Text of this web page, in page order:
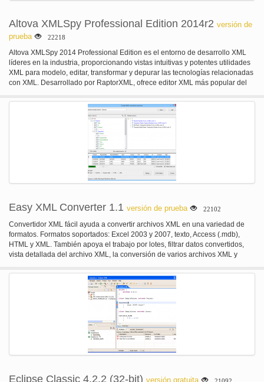
Altova XMLSpy Professional Edition 2014r2 versión de
prueba
22218
Altova XMLSpy 2014 Professional Edition es el entorno de desarrollo XML
líderes en la industria, proporcionando vistas intuitivas y potentes utilidades
XML para modelo, editar, transformar y depurar las tecnologías relacionadas
con XML. Desarrollado por RaptorXML, ofrece editor XML más popular del
depuradores, soporte para XSLT, XPath, XQuery, JSON, las principales
bases de datos, integración de Visual Studio o Eclipse y mucho más.
Easy XML Converter 1.1 versión de prueba 22102
Convertidor XML fácil ayuda a convertir archivos XML en una variedad de
formatos. Formatos soportados: Excel 2003 y 2007, texto, Access (.mdb),
HTML y XML. También apoya el trabajo por lotes, filtrar datos convertidos,
vista detallada del archivo XML, la conversión de varios archivos XML y
Eclipse Classic 4.2.2 (32-bit) versión gratuita 21092